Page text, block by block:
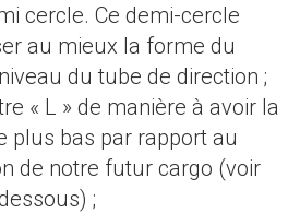
cercle. Ce demi-cercle
au mieux la forme du
du tube de direction ;
« L » de manière à avoir la
plus bas par rapport au
de notre futur cargo (voir
;